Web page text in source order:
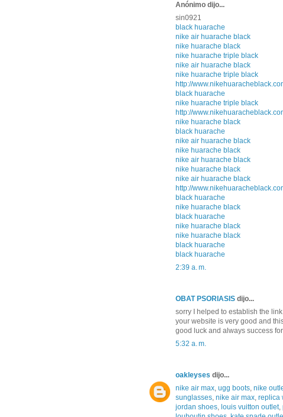
Anónimo dijo...
sin0921
black huarache
nike air huarache black
nike huarache black
nike huarache triple black
nike air huarache black
nike huarache triple black
http://
black huarache
nike huarache triple black
http://
nike huarache black
black huarache
nike air huarache black
nike huarache black
nike air huarache black
nike huarache black
nike air huarache black
http://
black huarache
nike huarache black
black huarache
nike huarache black
nike huarache black
black huarache
black huarache
2:39 a. m.
OBAT PSORIASIS dijo...
sorry I helped to establish the
your website is very good and
good luck and always success
5:32 a. m.
oakleyses dijo...
nike air max, ugg boots, nike
sunglasses, nike air max, replica
jordan shoes, louis vuitton outlet,